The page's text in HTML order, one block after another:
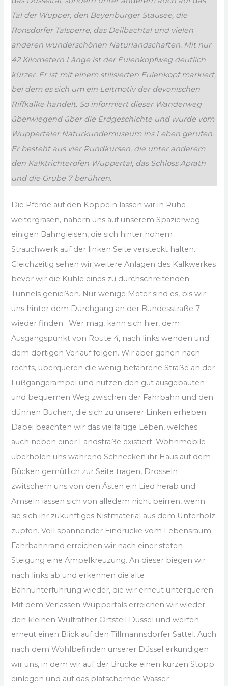
Tal der Wupper, den Beyenburger Stausee, die
Ronsdorfer Talsperre, das Deilbachtal und vielen
anderen wunderschönen Naturlandschaften. Mit nur
42 Kilometern Länge ist der Eulenkopfweg deutlich
kürzer. Er ist mit einem stilisierten Eulenkopf markiert,
bei dem es sich um ein Leitmotiv der devonischen
Riffkalke handelt. So informiert dieser Wanderweg
überwiegend über die Erdgeschichte und wurde vom
Wuppertaler Naturkundemuseum ins Leben gerufen.
Er besteht aus vier Rundkursen, die unter anderem
den Kalktrichterofen Wuppertal, das Schloss Aprath
und die Grube 7 berühren.
Die Pferde auf den Koppeln lassen wir in Ruhe
weitergrasen, nähern uns auf unserem Spazierweg
einigen Bahngleisen, die sich hinter hohem
Strauchwerk auf der linken Seite versteckt halten.
Gleichzeitig sehen wir weitere Anlagen des Kalkwerkes
bevor wir die Kühle eines zu durchschreitenden
Tunnels genießen. Nur wenige Meter sind es, bis wir
uns hinter dem Durchgang an der Bundesstraße 7
wieder finden. Wer mag, kann sich hier, dem
Ausgangspunkt von Route 4, nach links wenden und
dem dortigen Verlauf folgen. Wir aber gehen nach
rechts, überqueren die wenig befahrene Straße an der
Fußgängerampel und nutzen den gut ausgebauten
und bequemen Weg zwischen der Fahrbahn und den
dünnen Buchen, die sich zu unserer Linken erheben.
Dabei beachten wir das vielfältige Leben, welches
auch neben einer Landstraße existiert: Wohnmobile
überholen uns während Schnecken ihr Haus auf dem
Rücken gemütlich zur Seite tragen, Drosseln
zwitschern uns von den Ästen ein Lied herab und
Amseln lassen sich von alledem nicht beirren, wenn
sie sich ihr zukünftiges Nistmaterial aus dem Unterholz
zupfen. Voll spannender Eindrücke vom Lebensraum
Fahrbahnrand erreichen wir nach einer steten
Steigung eine Ampelkreuzung. An dieser biegen wir
nach links ab und erkennen die alte
Bahnunterführung wieder, die wir erneut unterqueren.
Mit dem Verlassen Wuppertals erreichen wir wieder
den kleinen Wülfrather Ortsteil Düssel und werfen
erneut einen Blick auf den Tillmannsdorfer Sattel. Auch
nach dem Wohlbefinden unserer Düssel erkundigen
wir uns, in dem wir auf der Brücke einen kurzen Stopp
einlegen und auf das plätschernde Wasser